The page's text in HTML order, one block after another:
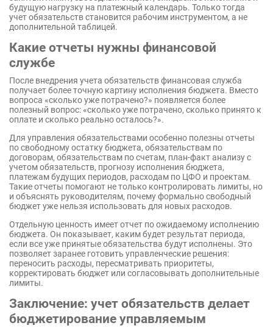
будущую нагрузку на платежный календарь. Только тогда
учет обязательств становится рабочим инструментом, а не
дополнительной таблицей.
Какие отчеты нужны финансовой
службе
После внедрения учета обязательств финансовая служба
получает более точную картину исполнения бюджета. Вместо
вопроса «сколько уже потрачено?» появляется более
полезный вопрос: «сколько уже потрачено, сколько принято к
оплате и сколько реально осталось?».
Для управления обязательствами особенно полезны отчеты
по свободному остатку бюджета, обязательствам по
договорам, обязательствам по счетам, план-факт анализу с
учетом обязательств, прогнозу исполнения бюджета,
платежам будущих периодов, расходам по ЦФО и проектам.
Такие отчеты помогают не только контролировать лимиты, но
и объяснять руководителям, почему формально свободный
бюджет уже нельзя использовать для новых расходов.
Отдельную ценность имеет отчет по ожидаемому исполнению
бюджета. Он показывает, каким будет результат периода,
если все уже принятые обязательства будут исполнены. Это
позволяет заранее готовить управленческие решения:
переносить расходы, пересматривать приоритеты,
корректировать бюджет или согласовывать дополнительные
лимиты.
Заключение: учет обязательств делает
бюджетирование управляемым